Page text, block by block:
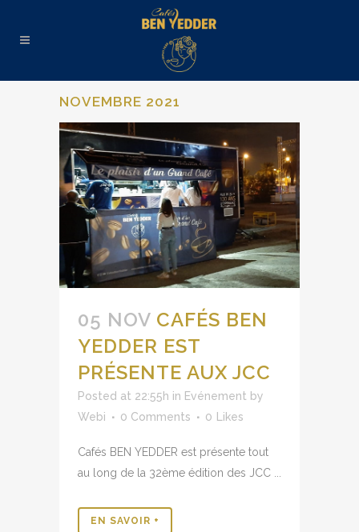
NOVEMBRE 2021
05 NOV CAFÉS BEN
YEDDER EST
PRÉSENTE AUX JCC
Posted at 22:55h in Evénement by
Webi
0 Comments 0 Likes
Cafés BEN YEDDER est présente tout
au long de la 32ème édition des JCC ...
EN SAVOIR +